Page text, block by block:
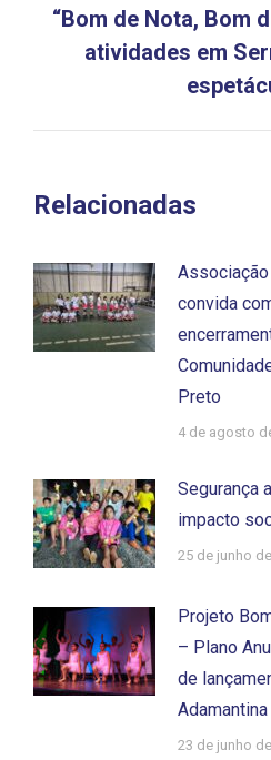
“Bom de Nota, Bom
atividades em
Relacionadas
convida
Preto
4 de agosto
Segurança
impacto
25 de junho
Projeto
– Plano
de
Adamantina
23 de junho